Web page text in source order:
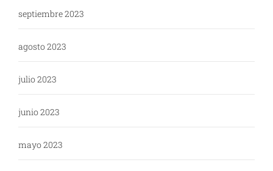
septiembre 2023
agosto 2023
julio 2023
junio 2023
mayo 2023